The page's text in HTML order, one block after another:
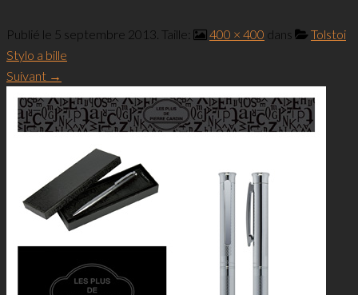
Publié le 5 septembre 2013 . Taille: 400 × 400 dans
Tolstoi
Stylo a bille
Suivant →